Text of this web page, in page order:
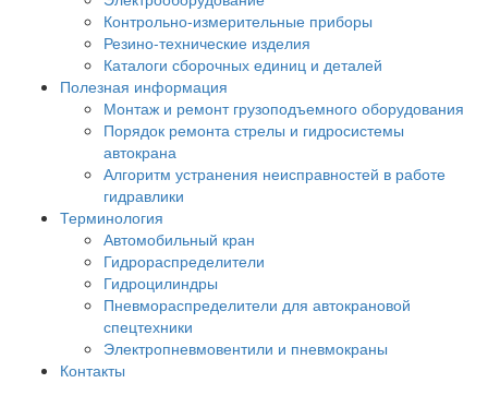
Контрольно-измерительные приборы
Резино-технические изделия
Каталоги сборочных единиц и деталей
Полезная информация
Монтаж и ремонт грузоподъемного оборудования
Порядок ремонта стрелы и гидросистемы
автокрана
Алгоритм устранения неисправностей в работе
гидравлики
Терминология
Автомобильный кран
Гидрораспределители
Гидроцилиндры
Пневмораспределители для автокрановой
спецтехники
Электропневмовентили и пневмокраны
Контакты